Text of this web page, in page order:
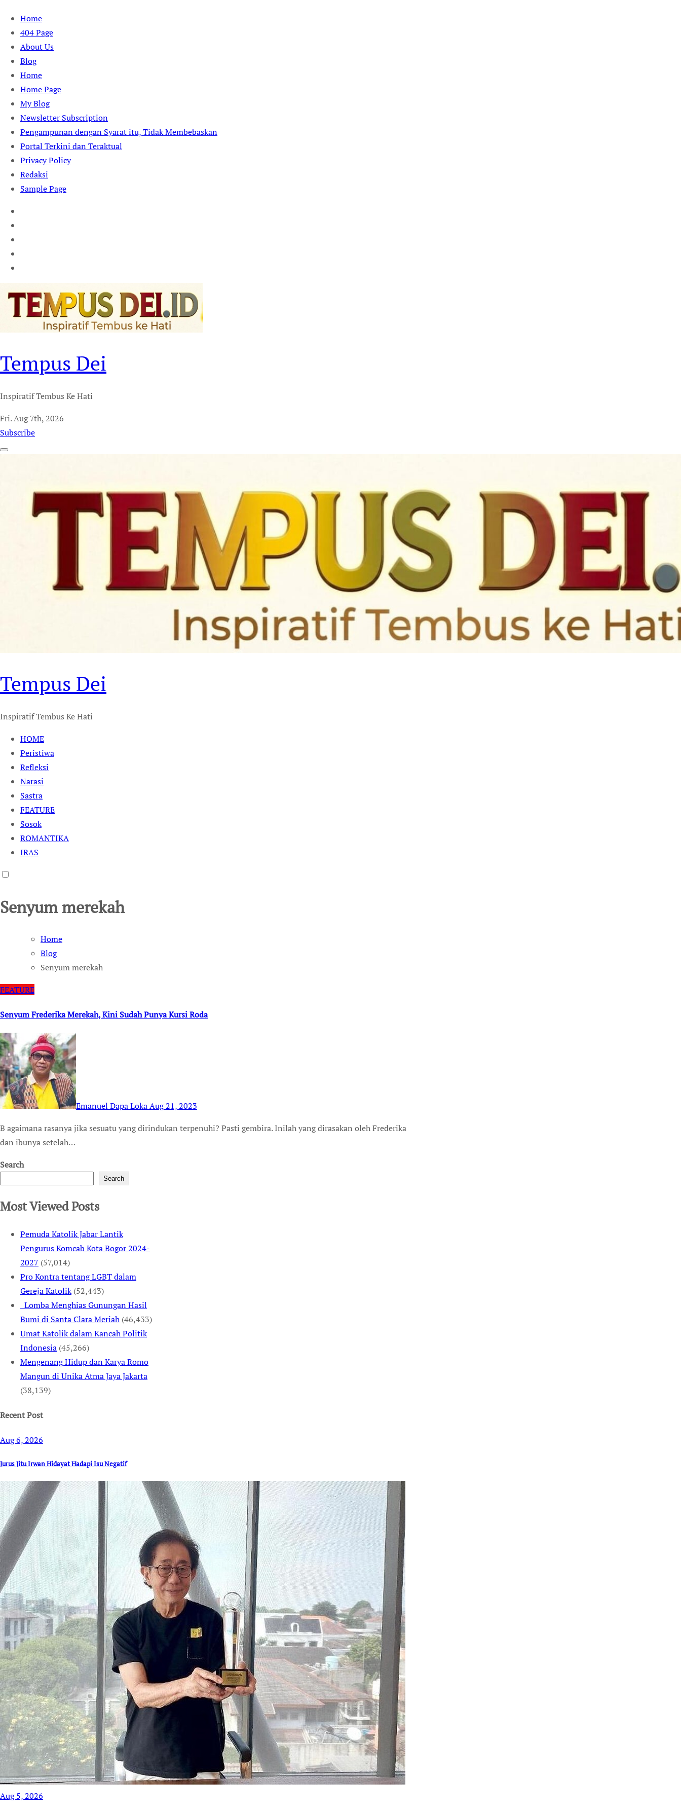
Skip
content
Home
404 Page
About Us
Blog
Home
Home Page
My Blog
Newsletter Subscription
Pengampunan dengan Syarat itu, Tidak Membebaskan
Portal Terkini dan Teraktual
Privacy Policy
Redaksi
Sample Page
Tempus Dei
Inspiratif Tembus Ke Hati
Fri. Aug 7th, 2026
Subscribe
Tempus Dei
Inspiratif Tembus Ke Hati
HOME
Peristiwa
Refleksi
Narasi
Sastra
FEATURE
Sosok
ROMANTIKA
IRAS
Senyum merekah
Home
Blog
Senyum merekah
FEATURE
Senyum Frederika Merekah, Kini Sudah Punya Kursi Roda
Emanuel Dapa LokaAug 21, 2023
B agaimana rasanya jika sesuatu yang dirindukan terpenuhi? Pasti gembira. Inilah yang dirasakan oleh Frederika
dan ibunya setelah…
Search
Search
Most Viewed Posts
Pemuda Katolik Jabar Lantik
Pengurus Komcab Kota Bogor 2024-
2027 (57,014)
Pro Kontra tentang LGBT dalam
Gereja Katolik (52,443)
Lomba Menghias Gunungan Hasil
Bumi di Santa Clara Meriah (46,433)
Umat Katolik dalam Kancah Politik
Indonesia (45,266)
Mengenang Hidup dan Karya Romo
Mangun di Unika Atma Jaya Jakarta
(38,139)
Recent Post
Aug 6, 2026
Jurus Jitu Irwan Hidayat Hadapi Isu Negatif
Aug 5, 2026